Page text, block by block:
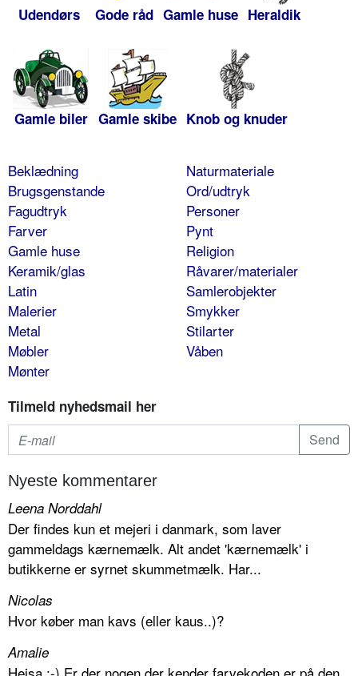
Udendørs Gode råd Gamle huse Heraldik
Gamle biler Gamle skibe Knob og knuder
Beklædning
Brugsgenstande
Fagudtryk
Farver
Gamle huse
Keramik/glas
Latin
Malerier
Metal
Møbler
Mønter
Naturmateriale
Ord/udtryk
Personer
Pynt
Religion
Råvarer/materialer
Samlerobjekter
Smykker
Stilarter
Våben
Tilmeld nyhedsmail her
Nyeste kommentarer
Leena Norddahl
Der findes kun et mejeri i danmark, som laver
gammeldags kærnemælk. Alt andet 'kærnemælk' i
butikkerne er syrnet skummetmælk. Har...
Nicolas
Hvor køber man kavs (eller kaus..)?
Amalie